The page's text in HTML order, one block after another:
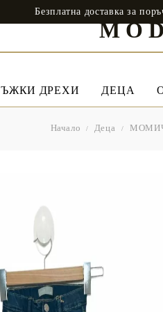
Безплатна доставка за
ДРЕХИ ДЕЦА
Начало Деца